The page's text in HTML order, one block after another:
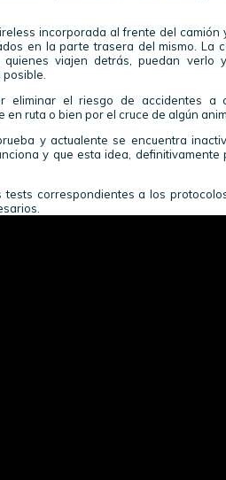
incorporada al frente del camión
en la parte trasera del mismo. La
viajen detrás, puedan verlo
eliminar el riesgo de accidentes a
ruta o bien por el cruce de algún
y actualente se encuentra
y que esta idea, definitivamente
correspondientes a los